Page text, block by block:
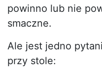
powinno lub nie
smaczne.
Ale jest jedno
przy stole: